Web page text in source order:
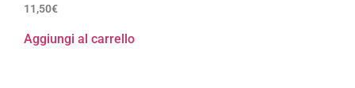
11,50€
Aggiungi al carrello